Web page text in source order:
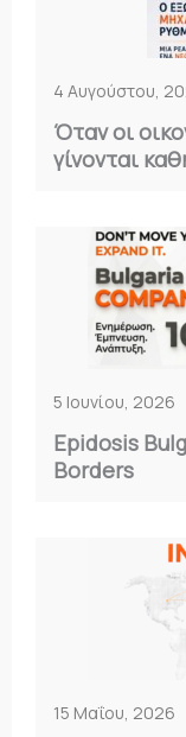
4 Αυγούστου,
Όταν οι
γίνονται
5 Ιουνίου, 2026
Epidosis
Borders
15 Μαΐου, 2026